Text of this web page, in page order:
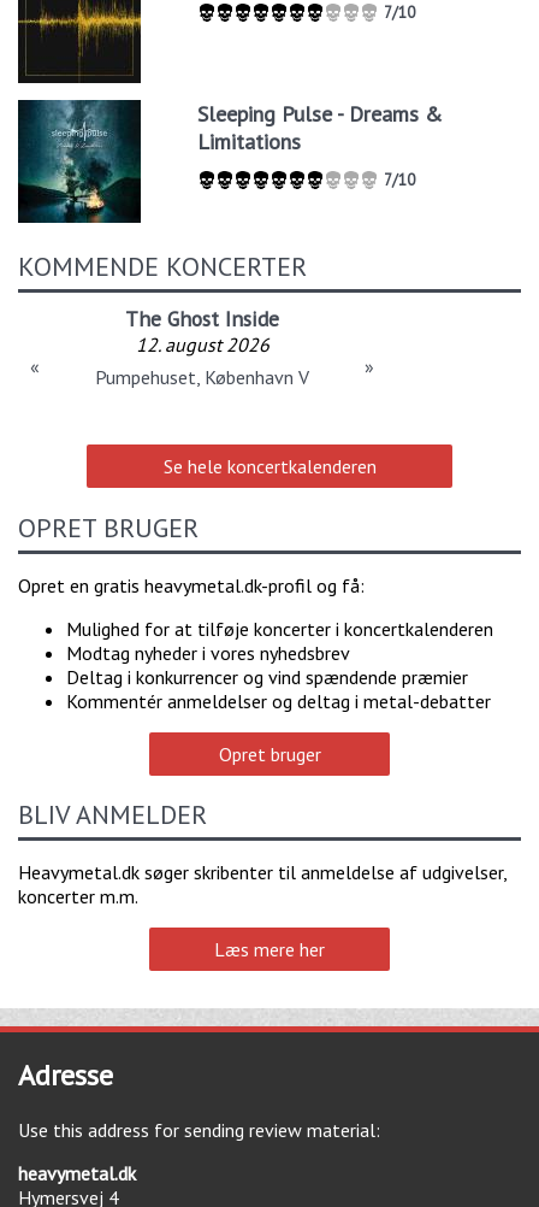
7/10
Sleeping Pulse - Dreams &
Limitations
7/10
KOMMENDE KONCERTER
The Ghost Inside
12. august 2026
Pumpehuset, København V
« »
Se hele koncertkalenderen
OPRET BRUGER
Opret en gratis heavymetal.dk-profil og få:
Mulighed for at tilføje koncerter i koncertkalenderen
Modtag nyheder i vores nyhedsbrev
Deltag i konkurrencer og vind spændende præmier
Kommentér anmeldelser og deltag i metal-debatter
Opret bruger
BLIV ANMELDER
Heavymetal.dk søger skribenter til anmeldelse af udgivelser,
koncerter m.m.
Læs mere her
Adresse
Use this address for sending review material:
heavymetal.dk
Hymersvej 4